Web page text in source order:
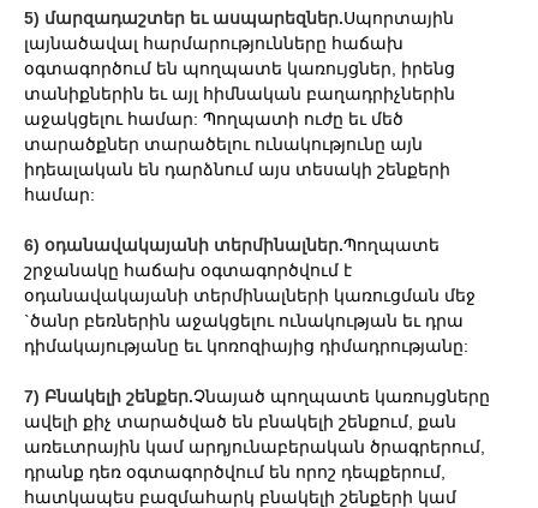
5) մարզադաշտեր եւ ասպարեզներ.Սպորտային
լայնածավալ հարմարությունները հաճախ
օգտագործում են պողպատե կառույցներ, իրենց
տանիքներին եւ այլ հիմնական բաղադրիչներին
աջակցելու համար: Պողպատի ուժը եւ մեծ
տարածքներ տարածելու ունակությունը այն
իդեալական են դարձնում այս տեսակի շենքերի
համար:
6) օդանավակայանի տերմինալներ.Պողպատե
շրջանակը հաճախ օգտագործվում է
օդանավակայանի տերմինալների կառուցման մեջ
`ծանր բեռներին աջակցելու ունակության եւ դրա
դիմակայությանը եւ կոռոզիայից դիմադրությանը:
7) Բնակելի շենքեր.Չնայած պողպատե կառույցները
ավելի քիչ տարածված են բնակելի շենքում, քան
առեւտրային կամ արդյունաբերական ծրագրերում,
դրանք դեռ օգտագործվում են որոշ դեպքերում,
հատկապես բազմահարկ բնակելի շենքերի կամ